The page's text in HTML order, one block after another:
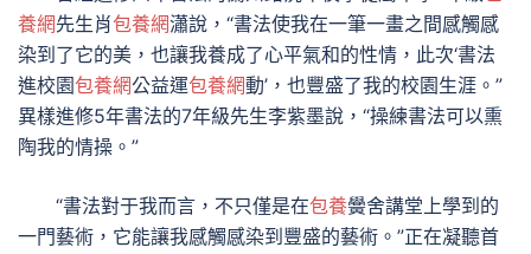
養網先生肖包養網瀟說，“書法使我在一筆一畫之間感觸感
染到了它的美，也讓我養成了心平氣和的性情，此次‘書法
進校園包養網公益運包養網動’，也豐盛了我的校園生涯。”
異樣進修5年書法的7年級先生李紫墨說，“操練書法可以熏
陶我的情操。”
“書法對于我而言，不只僅是在包養黌舍講堂上學到的
一門藝術，它能讓我感觸感染到豐盛的藝術。”正在凝聽首